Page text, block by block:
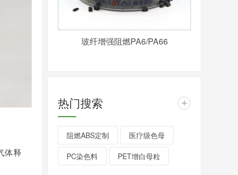
体释
玻纤增强阻燃PA6/PA66
热门搜索 +
阻燃ABS定制 医疗级色母
PC染色料 PET增白母粒